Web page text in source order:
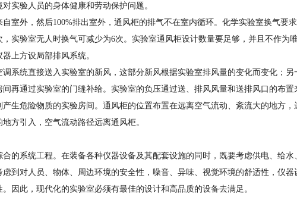
实验人员的身体健康和劳动保护问题。
室外，然后100%排出室外，通风柜的排气不在室内循环。化学实验室换气要
实验室无人时换气可减少为6次。实验室通风柜设计数量要足够，并且不作为
上方设局部排风系统。
系统直接送入实验室的新风，这部分新风根据实验室排风量的变化而变化；另
再通过实验室的门缝补给。实验室的负压通过送、排风风量和送排风口的布置
生危险物质的实验房间。通风柜的位置布置在远离空气流动、紊流大的地方
方引入，空气流动路径远离通风柜。
的系统工程。在装备各种仪器设备及其配套设施的同时，既要考虑供电、给水
到对人员、物体、周边环境的安全性，噪音、异味、视觉环境的舒适性，仪器
因此，现代化的实验室必须有最佳的设计和高品质的设备去满足。